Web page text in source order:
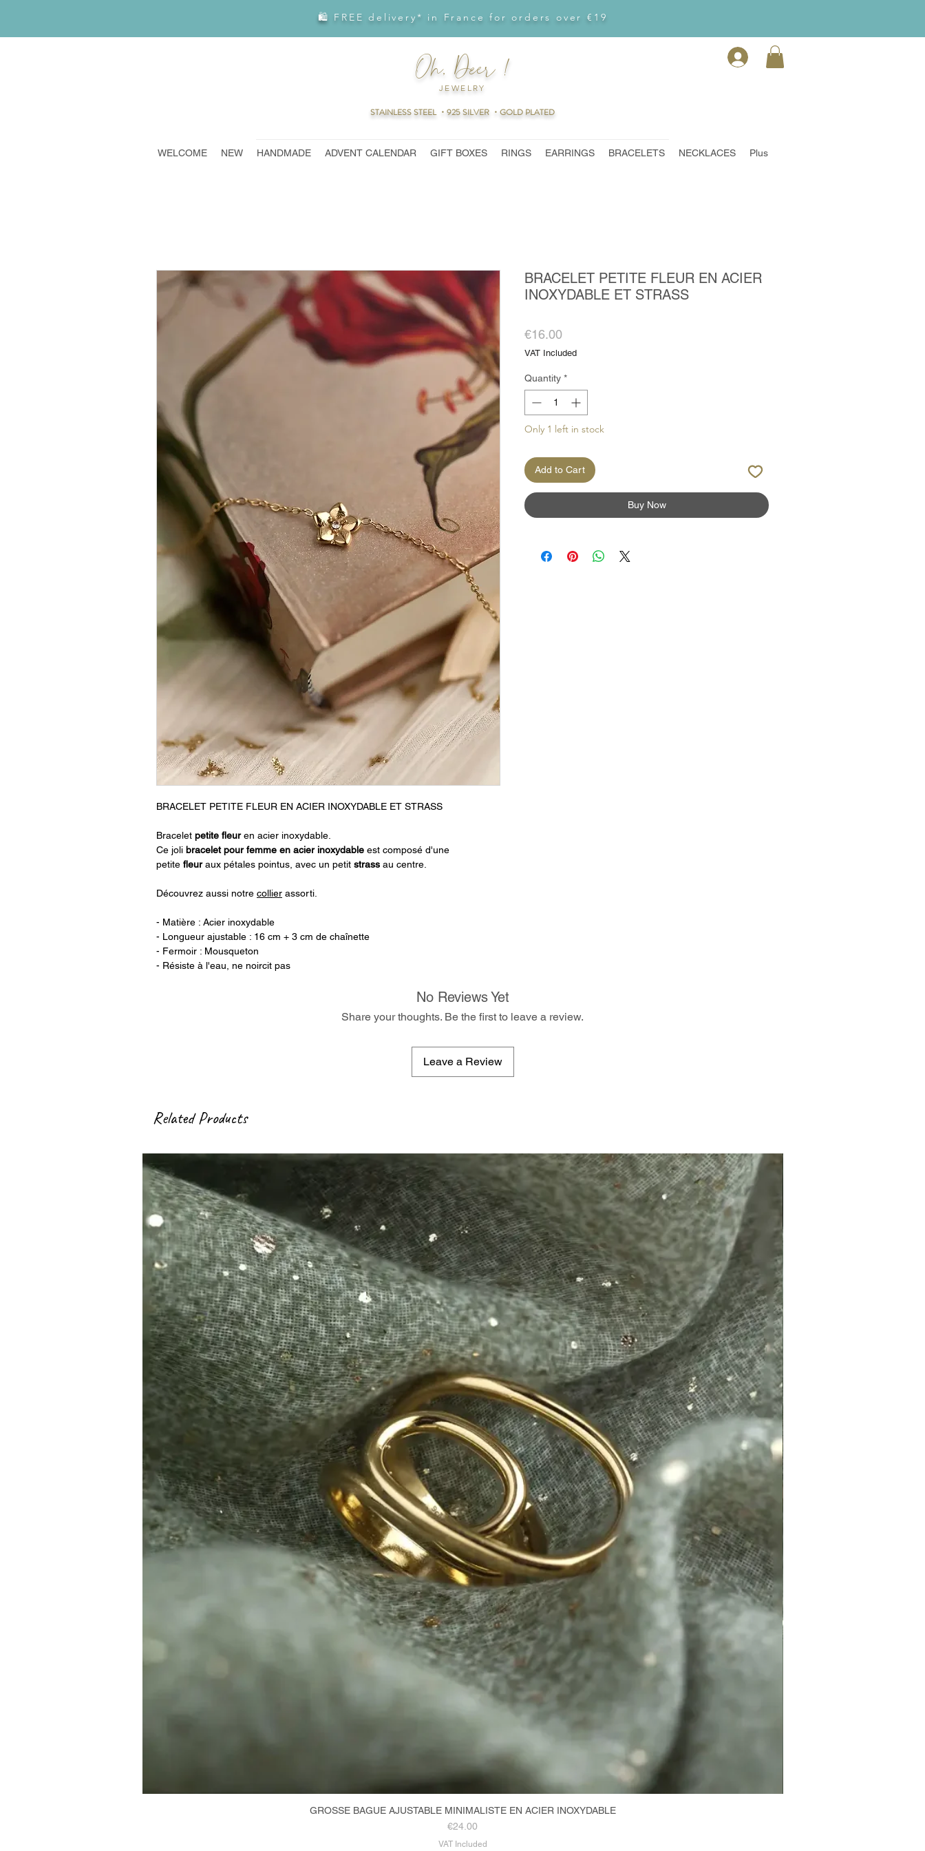
🛍 FREE delivery* in France for orders over €19
Oh, Deer !
JEWELRY
STAINLESS STEEL ・925 SILVER ・GOLD PLATED
WELCOME NEW HANDMADE ADVENT CALENDAR GIFT BOXES RINGS EARRINGS BRACELETS NECKLACES Plus
BRACELET PETITE FLEUR EN ACIER INOXYDABLE ET STRASS
Bracelet petite fleuren acier inoxydable.
Ce joli bracelet pour femme en acier inoxydable est composé d'une
petite fleuraux pétales pointus, avec un petit strass au centre.
Découvrez aussi notre collier assorti.
- Matière : Acier inoxydable
- Longueur ajustable : 16 cm + 3 cm de chaînette
- Fermoir : Mousqueton
- Résiste à l'eau, ne noircit pas
BRACELET PETITE FLEUR EN ACIER
INOXYDABLE ET STRASS
€16.00Price
VAT Included
Quantity *
Only 1 left in stock
Add to Cart
Buy Now
No Reviews Yet
Share your thoughts. Be the first to leave a review.
Leave a Review
Related Products
Quick View
GROSSE BAGUE AJUSTABLE MINIMALISTE EN ACIER INOXYDABLE
Price
€24.00
VAT Included